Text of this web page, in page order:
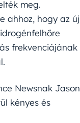
meg.
ahhoz, hogy az új
frekvenciájának
Newsnak Jason
kényes és